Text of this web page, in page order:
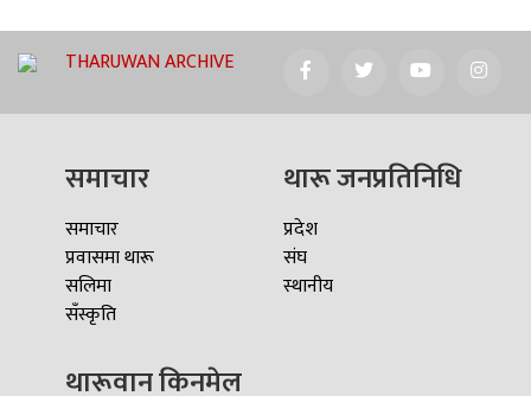
THARUWAN ARCHIVE
समाचार
समाचार
प्रवासमा थारू
सलिमा
सँस्कृति
थारू जनप्रतिनिधि
प्रदेश
संघ
स्थानीय
थारूवान किनमेल